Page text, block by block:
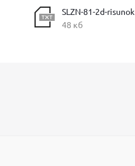
SLZN-81-2d-risunok
48 кб